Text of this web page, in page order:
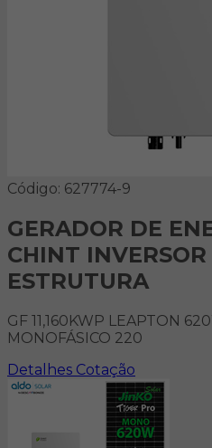
Código: 627774-9
GERADOR DE
CHINT
ESTRUTURA
GF 11,160KWP LEAPTON
MONOFÁSICO 220
Detalhes Cotação